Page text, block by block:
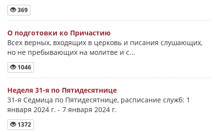
369
О подготовки ко Причастию
Всех верных, входящих в церковь и писания слушающих,
но не пребывающих на молитве и с...
1046
Неделя 31-я по Пятидесятнице
31-я Седмица по Пятидесятнице, расписание служб: 1
января 2024 г. - 7 января 2024 г.
1372